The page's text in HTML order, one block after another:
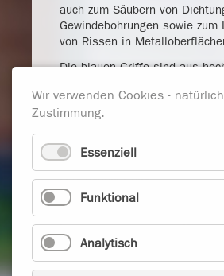
auch zum Säubern von
Gewindebohrungen sowie zum
von Rissen in
Die blauen Griffe sind aus
aufgrund der ergonomischen
besonders gut in der Hand
mm langen Klingen bestehen
Chrom-Vanadium-
zeichnen sich somit durch eine
Lebensdauer aus.
Dieses Werkzeug-Set wird in
praktischen Rolltasche
Zurück
Wir verwenden Cookies -
Zustimmung.
Essenziell
Funktional
Analytisch